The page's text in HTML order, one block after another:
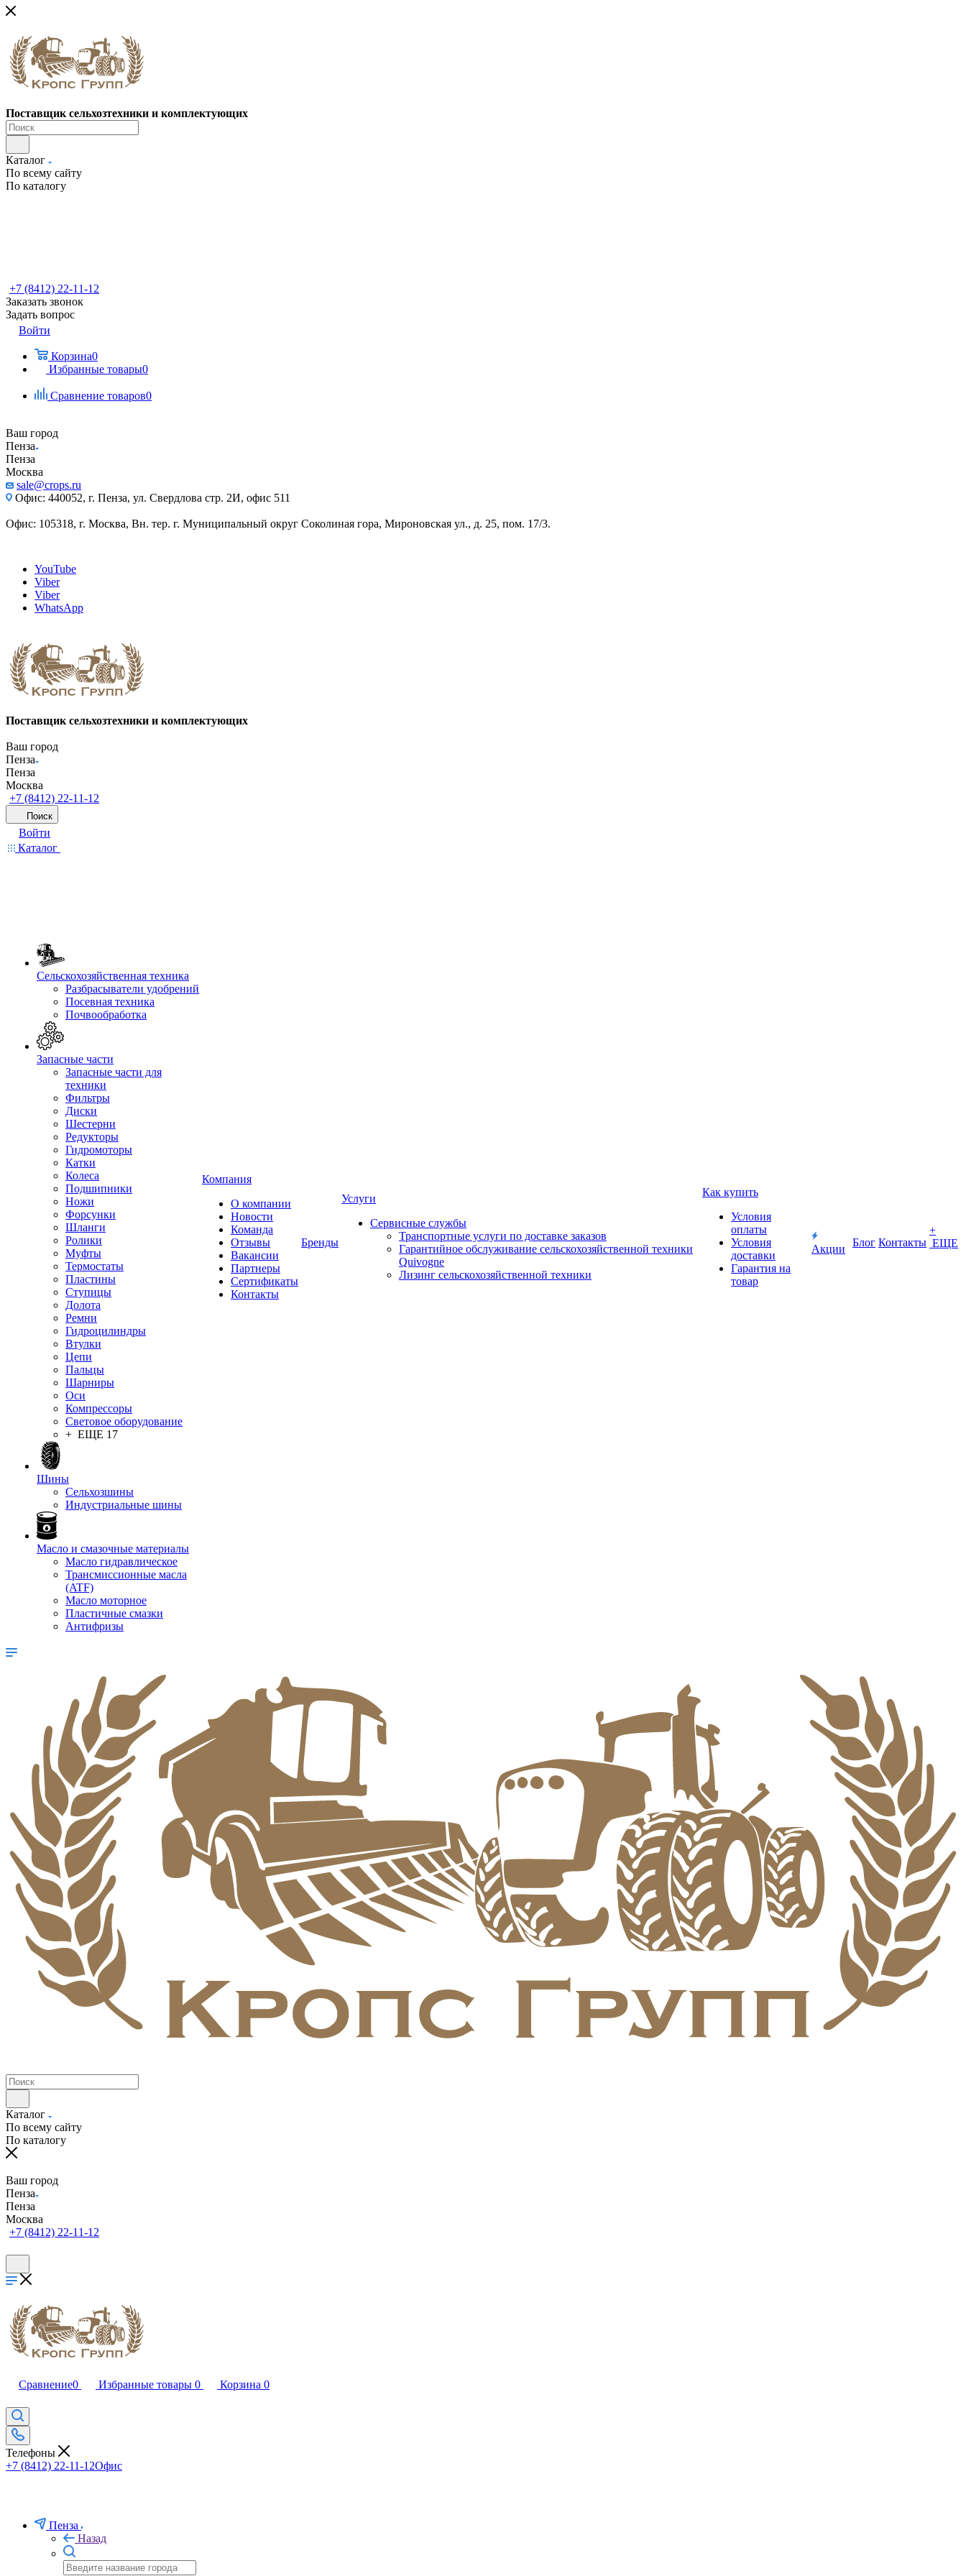
Поставщик сельхозтехники и комплектующих
Каталог
По всему сайту
По каталогу
+7 (8412) 22-11-12
Заказать звонок
Задать вопрос
Войти
Корзина0
Избранные товары0
Сравнение товаров0
Ваш город
Пенза
Пенза
Москва
sale@crops.ru
Офис: 440052, г. Пенза, ул. Свердлова стр. 2И, офис 511
Офис: 105318, г. Москва, Вн. тер. г. Муниципальный округ Соколиная гора, Мироновская ул., д. 25, пом. 17/3.
YouTube
Viber
Viber
WhatsApp
Поставщик сельхозтехники и комплектующих
Ваш город
Пенза
Пенза
Москва
+7 (8412) 22-11-12
Поиск
Войти
Каталог
Сельскохозяйственная техника
Разбрасыватели удобрений
Посевная техника
Почвообработка
Запасные части
Запасные части для
техники
Фильтры
Диски
Шестерни
Редукторы
Гидромоторы
Катки
Колеса
Подшипники
Ножи
Форсунки
Шланги
Ролики
Муфты
Термостаты
Пластины
Ступицы
Долота
Ремни
Гидроцилиндры
Втулки
Цепи
Пальцы
Шарниры
Оси
Компрессоры
Световое оборудование
+ ЕЩЕ 17
Шины
Сельхозшины
Индустриальные шины
Масло и смазочные материалы
Масло гидравлическое
Трансмиссионные масла
(ATF)
Масло моторное
Пластичные смазки
Антифризы
Компания
О компании
Новости
Команда
Отзывы
Вакансии
Партнеры
Сертификаты
Контакты
Бренды
Услуги
Сервисные службы
Транспортные услуги по доставке заказов
Гарантийное обслуживание сельскохозяйственной техники
Quivogne
Лизинг сельскохозяйственной техники
Как купить
Условия
оплаты
Условия
доставки
Гарантия на
товар
Акции
Блог Контакты
+
ЕЩЕ
Каталог
По всему сайту
По каталогу
Ваш город
Пенза
Пенза
Москва
+7 (8412) 22-11-12
Сравнение0 Избранные товары 0 Корзина 0
Телефоны
+7 (8412) 22-11-12Офис
Пенза
Назад